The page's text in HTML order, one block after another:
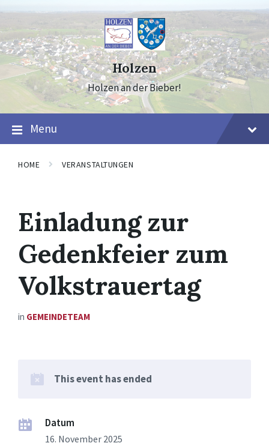
to
content
to
navigation
to
footer
Holzen
Holzen an der Bieber!
Menu
HOME VERANSTALTUNGEN
Einladung zur
Gedenkfeier zum
Volkstrauertag
in GEMEINDETEAM
This event has ended
Datum
16. November 2025